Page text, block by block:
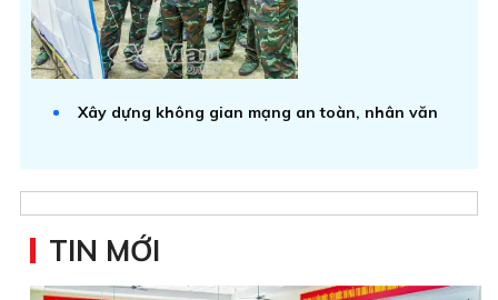
Xây dựng không gian mạng an toàn, nhân văn
TIN MỚI